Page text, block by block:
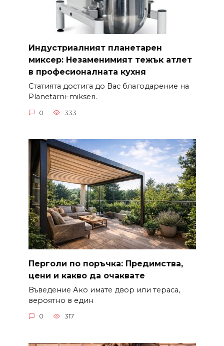
Индустриалният планетарен
миксер: Незаменимият тежък атлет
в професионалната кухня
Статията достига до Вас благодарение на
Planetarni-mikseri.
0 333
Перголи по поръчка: Предимства,
цени и какво да очаквате
Въведение Ако имате двор или тераса,
вероятно в един
0 317